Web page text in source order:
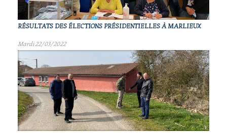
RÉSULTATS DES ÉLECTIONS PRÉSIDENTIELLES À MARLIEUX
Mardi 22/03/2022